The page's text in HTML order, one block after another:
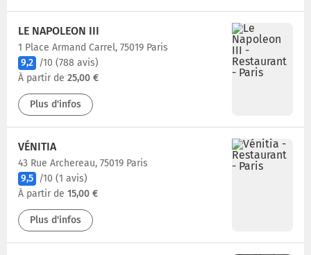
LE NAPOLEON III
1 Place Armand Carrel, 75019 Paris
9,2 /10 (788 avis)
À partir de 25,00 €
Plus d'infos
VÉNITIA
43 Rue Archereau, 75019 Paris
9,5 /10 (1 avis)
À partir de 15,00 €
Plus d'infos